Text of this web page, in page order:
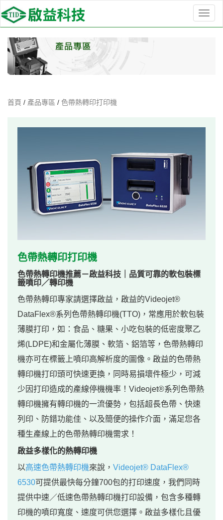
選
首頁 / 產品專區 / 色帶熱轉印打印機
色帶熱轉印打印機
色帶熱轉印機推薦－啟益科技｜品質可靠的軟包裝標
籤噴印／轉印機
色帶熱轉印專家請選擇啟益，啟益的Videojet®
DataFlex®系列色帶熱轉印機(TTO)，常應用於軟包裝
薄膜打印，如：食品、糖果、小吃包裝的低密度聚乙
烯(LDPE)和金屬化薄膜、軟箔、鋁箔等，色帶熱轉印
機亦可在標籤上噴印高解析度的圖像。啟益的色帶熱
轉印機打印頭可快速更換，同時易損壞件極少，可減
少因打印造成的產線停機機率！Videojet®系列色帶熱
轉印機擁有轉印機的一流優勢，包括超長色帶、快速
列印、防錯功能佳、以及簡便的操作介面，滿足您各
種生產線上的色帶熱轉印機需求！
啟益多樣化的熱轉印機
以高速色帶熱轉印機來說， Videojet® DataFlex®
6530可提供最快每分鐘700包的打印速度，我們同時
提供中速／低速色帶熱轉印機打印設備，包含多種轉
印機的噴印寬度、速度可供您選擇。啟益多樣化且優